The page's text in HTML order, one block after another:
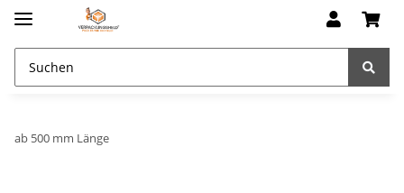
ab 500 mm Länge